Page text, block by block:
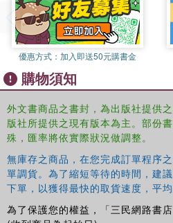
優惠方式： 加入即送50元購書金
購物須知
外文書商品之書封，為出版社提供
版社所提供之現有版本為主。部份
殊，匯率將依實際狀況做調整。
無庫存之商品，在您完成訂單程序
單調貨。為了縮短等待的時間，建
下單，以獲得最快的取貨速度，平
為了保護您的權益，「三民網路書店